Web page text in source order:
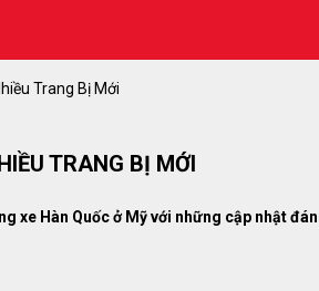
Trang Bị Mới
TRANG BỊ MỚI
xe Hàn Quốc ở Mỹ với những cập nhật